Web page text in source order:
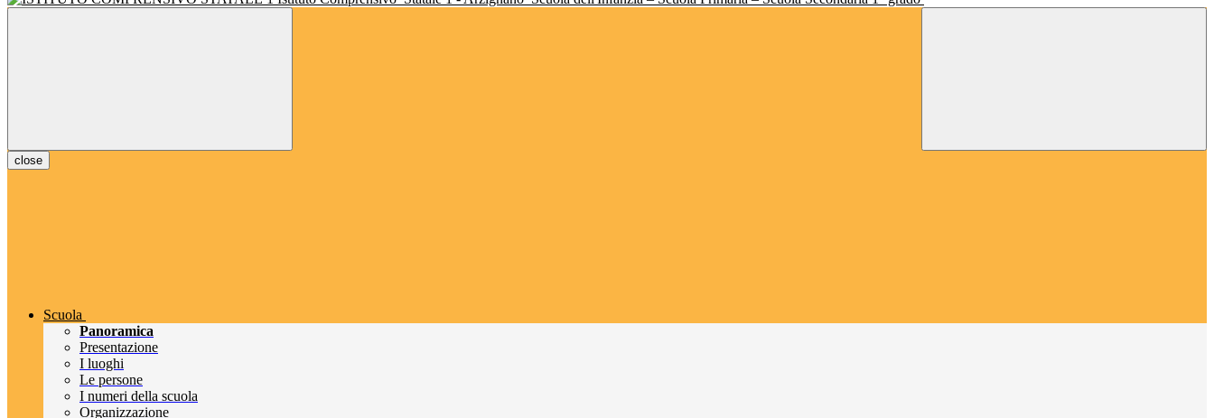
close
Scuola
Panoramica
Presentazione
I luoghi
Le persone
I numeri della scuola
Organizzazione